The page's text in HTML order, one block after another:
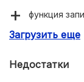
функция
Загрузить еще
Недостатки